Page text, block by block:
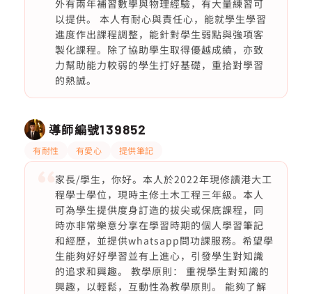
外有兩年補習數學與物理經驗，有大量練習可
以提供。 本人有耐心與責任心，能就學生學習
進度作出課程調整，能針對學生弱點與強項客
製化課程。除了協助學生取得優越成績，亦致
力幫助能力較弱的學生打好基礎，重拾對學習
的熱誠。
導師編號139852
有耐性 有愛心 提供筆記
家長/學生，你好。本人於2022年現修讀港大工
程學士學位，現時主修土木工程三年級。本人
可為學生提供度身訂造的拔尖或保底課程，同
時亦非常樂意分享在學習時期的個人學習筆記
和經歷，並提供whatsapp問功課服務。希望學
生能夠好好學習並有上進心，引發學生對知識
的追求和興趣。 教學原則： 重視學生對知識的
興趣，以輕鬆，互動性為教學原則。 能夠了解